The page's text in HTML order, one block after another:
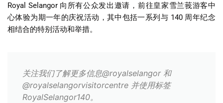
Royal Selangor 向所有公众发出邀请，前往皇家雪兰莪游客中
心体验为期一年的庆祝活动，其中包括一系列与 140 周年纪念
相结合的特别活动和举措。
关注我们了解更多信息@royalselangor 和
@royalselangorvisitorcentre 并使用标签
RoyalSelangor140。